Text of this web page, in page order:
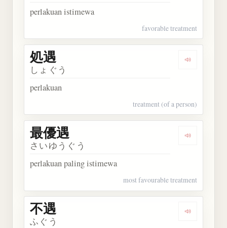
perlakuan istimewa
favorable treatment
Dengarkan
処遇
しょぐう
perlakuan
treatment (of a person)
Dengarkan
最優遇
さいゆうぐう
perlakuan paling istimewa
most favourable treatment
Dengarkan
不遇
ふぐう